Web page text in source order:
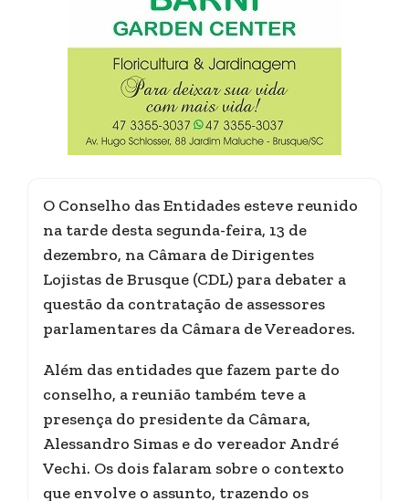
O Conselho das Entidades esteve reunido
na tarde desta segunda-feira, 13 de
dezembro, na Câmara de Dirigentes
Lojistas de Brusque (CDL) para debater a
questão da contratação de assessores
parlamentares da Câmara de Vereadores.
Além das entidades que fazem parte do
conselho, a reunião também teve a
presença do presidente da Câmara,
Alessandro Simas e do vereador André
Vechi. Os dois falaram sobre o contexto
que envolve o assunto, trazendo os